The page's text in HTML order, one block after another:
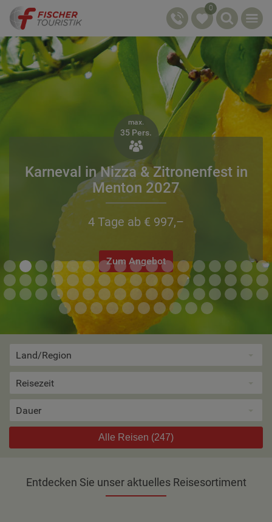
0
max.
35 Pers.

Karneval in Nizza & Zitronenfest in
Menton 2027
4 Tage ab € 997,–
Zum Angebot
Land/Region
Reisezeit
Dauer
Alle Reisen (247)
Entdecken Sie unser aktuelles Reisesortiment